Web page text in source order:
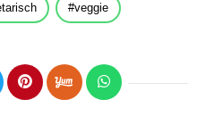
veggie